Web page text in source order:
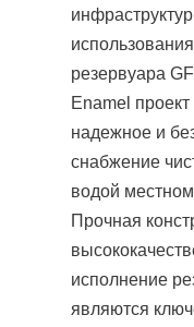
резервуара
Enamel
надежное и
снабжение
водой
Прочная
исполнение
являются